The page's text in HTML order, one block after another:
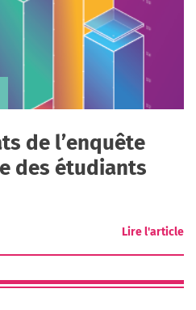
de l’enquête
des étudiants
Lire l'article